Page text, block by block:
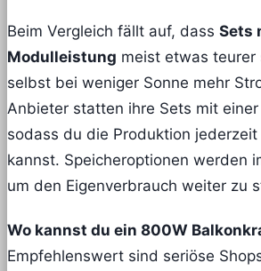
Beim Vergleich fällt auf, dass Sets
Modulleistung meist etwas
selbst bei weniger Sonne mehr
Anbieter statten ihre Sets mit
sodass du die Produktion
kannst. Speicheroptionen werden
um den Eigenverbrauch weiter zu
Wo kannst du ein 800W
Empfehlenswert sind seriöse